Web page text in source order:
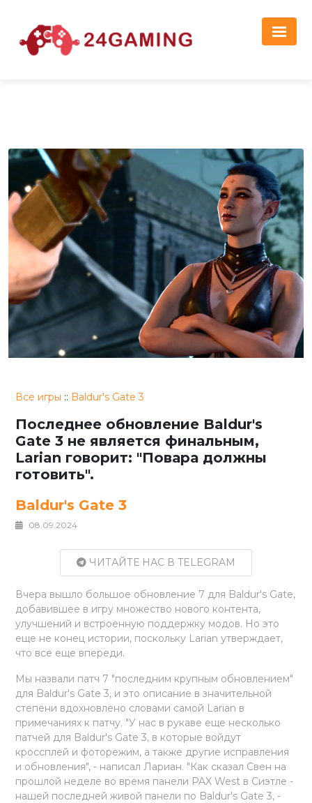
Все игры :: Baldur's Gate 3
Последнее обновление Baldur's
Gate 3 не является финальным,
Larian говорит: "Повара должны
готовить".
Baldur's Gate 3
08.09.2024
ЧИТАЙТЕ НАС В TELEGRAM
Вчера вышло большое обновление 7 для Baldur's Gate,
добавившее в игру множество нового контента,
улучшений и встроенную поддержку модов. Но это
еще не конец истории, поскольку Larian утверждает,
что все еще впереди.
Мы назвали патч 7 "последним крупным обновлением"
для Baldur's Gate 3, и это описание в значительной
степени вдохновлено словами самой Larian в
примечаниях к патчу. "У нас в рукаве еще несколько
патчей для Baldur's Gate 3, в которые войдут
кроссплей и фоторежим, а также другие исправления
и обновления", - написал Лариан. "Как сказал Свен на
прошлой неделе во время панели PAX West в Сиэтле -
нашей последней живой панели по Baldur's Gate 3, -